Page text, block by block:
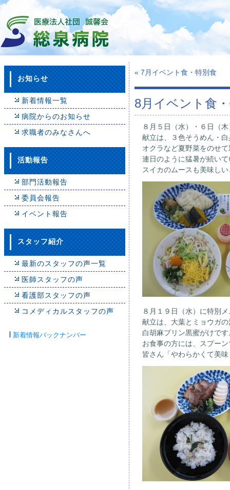
お知らせ
新着情報一覧
病院からのお知らせ
求職者のみなさんへ
活動報告
部門活動報告
委員会報告
イベント報告
スタッフ紹介
最新のスタッフの声一覧
医師スタッフの声
看護部スタッフの声
コメディカルスタッフの声
新着情報バックナンバー
« 7月イベント食・特別食
8月イベント食
８月５日（水）・６日（
献立は、３色そうめん・
オクラなど夏野菜をのせ
連日のように猛暑が続
スイカのムースも美味し
８月１９日（水）に特別
献立は、大葉とミョウガ
白胡麻プリン黒蜜がけで
お食事の方には、スプー
皆さん「やわらかくて美